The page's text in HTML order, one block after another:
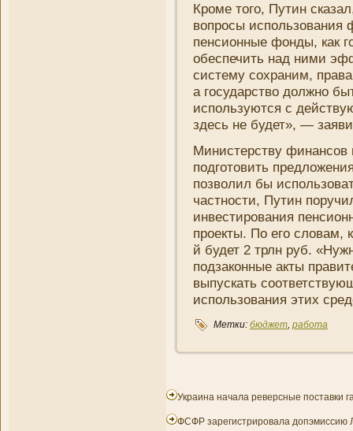
Кроме того, Путин
вопросы
пенсионные фонды, как
обеспечить над ни­ми
систему сохрани­м,
а государство должно
используются с
здесь не будет», —
Мини­стерству финансов
подготовить
позволил бы
частности, Путин
инвестировани­я
проекты. По его словам,
й будет 2 трлн руб.
подзаконные акты
выпускать
использовани­я этих
Метки: бюджет, работа
Украина начала реверсные поставки
ФСФР зарегистрировала